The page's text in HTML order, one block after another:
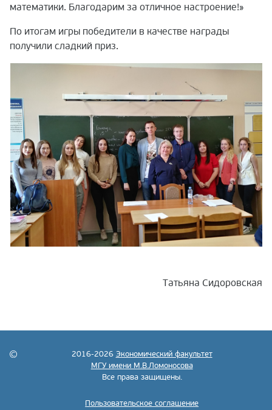
математики. Благодарим за отличное настроение!»
По итогам игры победители в качестве награды
получили сладкий приз.
Татьяна Сидоровская
2016-2026 Экономический факультет
МГУ имени М.В.Ломоносова
Все права защищены.
Пользовательское соглашение